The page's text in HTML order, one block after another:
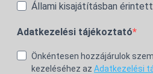
Állami kisajátításban
Adatkezelési tájékoztató
Önkéntesen hozzájárulok
kezeléséhez az Adatkezelési